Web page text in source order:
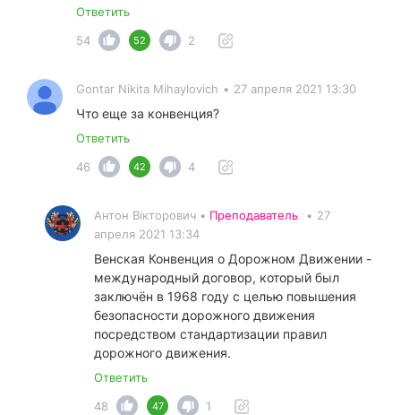
Ответить
54
52 2
Gontar Nikita Mihaylovich • 27 апреля 2021 13:30
Что еще за конвенция?
Ответить
46
42 4
Антон Вікторович • Преподаватель • 27
апреля 2021 13:34
Венская Конвенция о Дорожном Движении -
международный договор, который был
заключён в 1968 году с целью повышения
безопасности дорожного движения
посредством стандартизации правил
дорожного движения.
Ответить
48
47 1